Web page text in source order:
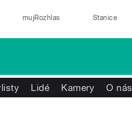
mujRozhlas Stanice
Lidé Kamery O nás